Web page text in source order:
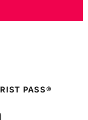
PASS®